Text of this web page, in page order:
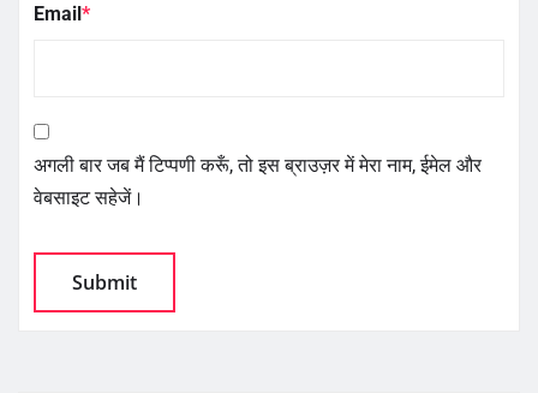
Email*
अगली बार जब मैं टिप्पणी करूँ, तो इस ब्राउज़र में मेरा नाम, ईमेल और
वेबसाइट सहेजें।